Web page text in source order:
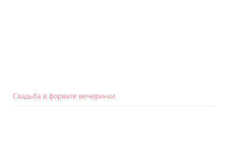
Свадьба в формате вечеринки